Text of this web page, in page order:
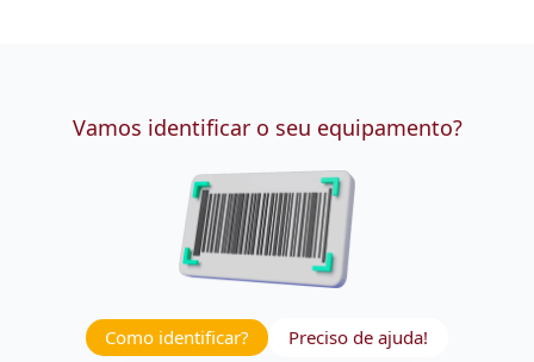
Vamos identificar o seu equipamento?
Como identificar? Preciso de ajuda!